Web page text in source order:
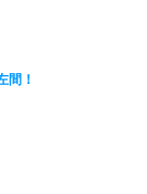
間！